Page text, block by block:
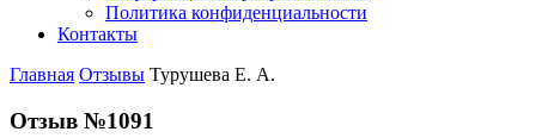
Политика конфиденциальности
Контакты
Главная Отзывы Турушева Е. А.
Отзыв №1091